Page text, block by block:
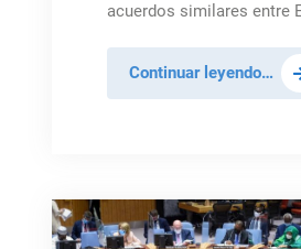
acuerdos similares entre
Continuar leyendo…
la